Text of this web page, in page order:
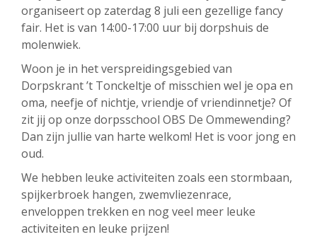
organiseert op zaterdag 8 juli een gezellige fancy
fair. Het is van 14:00-17:00 uur bij dorpshuis de
molenwiek.
Woon je in het verspreidingsgebied van
Dorpskrant ’t Tonckeltje of misschien wel je opa en
oma, neefje of nichtje, vriendje of vriendinnetje? Of
zit jij op onze dorpsschool OBS De Ommewending?
Dan zijn jullie van harte welkom! Het is voor jong en
oud.
We hebben leuke activiteiten zoals een stormbaan,
spijkerbroek hangen, zwemvliezenrace,
enveloppen trekken en nog veel meer leuke
activiteiten en leuke prijzen!